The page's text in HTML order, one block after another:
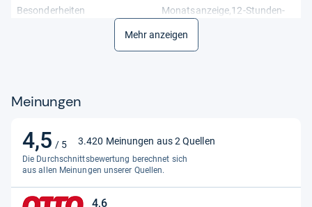
Besonderheiten
Monatsanzeige,12-Stunden-
Zifferblatt,Wasserdicht,Minera
lglas,Alarm,Datumsanzeige,Ac
rylglas
Gehäuseboden Schraubdeckel
Gehäusegröße 33 mm
Gehäusematerial Kunstharz
Mehr anzeigen
Meinungen
4,5 / 5
4,5
von
5
Sternen
3.420 Meinungen aus 2 Quellen
Die Durchschnittsbewertung berechnet sich
aus allen Meinungen unserer Quellen.
4,6